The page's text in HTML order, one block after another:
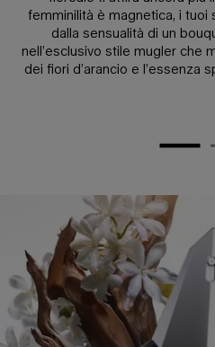
femminilità è magnetica, i tuoi
dalla sensualità di un
nell’esclusivo stile mugler che
dei fiori d’arancio e l’essenza
PDP INGREDIENT BANNER Section